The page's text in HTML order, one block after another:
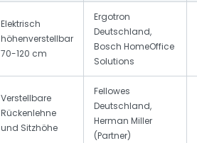
Elektrisch
höhenverstellbar
70-120 cm
Ergotron
Deutschland,
Bosch HomeOffice
Solutions
Verstellbare
Rückenlehne
und Sitzhöhe
Fellowes
Deutschland,
Herman Miller
(Partner)